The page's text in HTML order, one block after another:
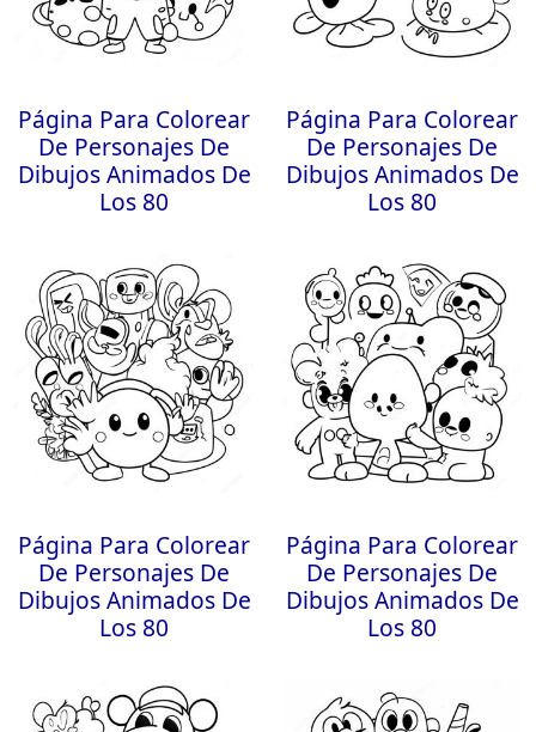
Página Para Colorear
De Personajes De
Dibujos Animados De
Los 80
Página Para Colorear
De Personajes De
Dibujos Animados De
Los 80
Página Para Colorear
De Personajes De
Dibujos Animados De
Los 80
Página Para Colorear
De Personajes De
Dibujos Animados De
Los 80